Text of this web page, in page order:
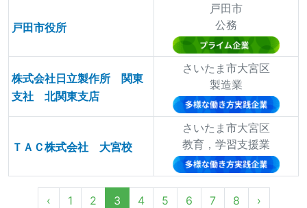
戸田市役所
戸田市
公務
株式会社日立製作所 関東
支社 北関東支店
さいたま市大宮区
製造業
ＴＡＣ株式会社 大宮校
さいたま市大宮区
教育，学習支援業
‹ 1 2 3 4 5 6 7 8 ›